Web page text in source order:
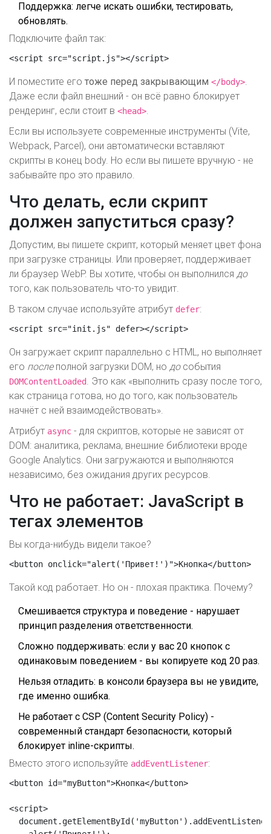
Поддержка: легче искать ошибки, тестировать,
обновлять.
Подключите файл так:
<script src="script.js"></script>
И поместите его тоже перед закрывающим </body>.
Даже если файл внешний - он всё равно блокирует
рендеринг, если стоит в <head>.
Если вы используете современные инструменты (Vite,
Webpack, Parcel), они автоматически вставляют
скрипты в конец body. Но если вы пишете вручную - не
забывайте про это правило.
Что делать, если скрипт
должен запуститься сразу?
Допустим, вы пишете скрипт, который меняет цвет фона
при загрузке страницы. Или проверяет, поддерживает
ли браузер WebP. Вы хотите, чтобы он выполнился до
того, как пользователь что-то увидит.
В таком случае используйте атрибут defer:
<script src="init.js" defer></script>
Он загружает скрипт параллельно с HTML, но выполняет
его послеполной загрузки DOM, но дособытия
DOMContentLoaded. Это как «выполнить сразу после того,
как страница готова, но до того, как пользователь
начнёт с ней взаимодействовать».
Атрибут async - для скриптов, которые не зависят от
DOM: аналитика, реклама, внешние библиотеки вроде
Google Analytics. Они загружаются и выполняются
независимо, без ожидания других ресурсов.
Что не работает: JavaScript в
тегах элементов
Вы когда-нибудь видели такое?
<button onclick="alert('Привет!')">Кнопка</button>
Такой код работает. Но он - плохая практика. Почему?
Смешивается структура и поведение - нарушает
принцип разделения ответственности.
Сложно поддерживать: если у вас 20 кнопок с
одинаковым поведением - вы копируете код 20 раз.
Нельзя отладить: в консоли браузера вы не увидите,
где именно ошибка.
Не работает с CSP (Content Security Policy) -
современный стандарт безопасности, который
блокирует inline-скрипты.
Вместо этого используйте addEventListener:
<button id="myButton">Кнопка</button>
<script>